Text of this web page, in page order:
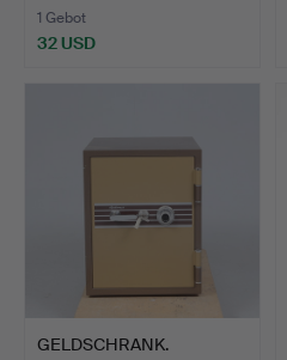
1 Gebot
32 USD
GELDSCHRANK.